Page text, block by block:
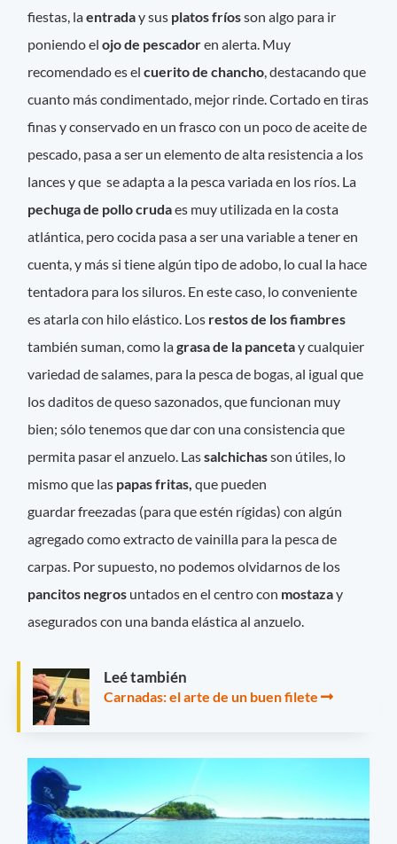
fiestas, laentraday sus platos fríosson algo para ir
poniendo elojo de pescadoren alerta. Muy
recomendado es elcuerito de chancho, destacando que
cuanto más condimentado, mejor rinde. Cortado en tiras
finas y conservado en un frasco con un poco de aceite de
pescado, pasa a ser un elemento de alta resistencia a los
lances y que se adapta a la pesca variada en los ríos. La
pechuga de pollo crudaes muy utilizada en la costa
atlántica, pero cocida pasa a ser una variable a tener en
cuenta, y más si tiene algún tipo de adobo, lo cual la hace
tentadora para los siluros. En este caso, lo conveniente
es atarla con hilo elástico. Los restos de los fiambres
también suman, como lagrasa de la pancetay cualquier
variedad de salames, para la pesca de bogas, al igual que
los daditos de queso sazonados, que funcionan muy
bien; sólo tenemos que dar con una consistencia que
permita pasar el anzuelo. Lassalchichasson útiles, lo
mismo que las papas fritas,que pueden
guardar freezadas (para que estén rígidas) con algún
agregado como extracto de vainilla para la pesca de
carpas. Por supuesto, no podemos olvidarnos de los
pancitos negros untados en el centro con mostazay
asegurados con una banda elástica al anzuelo.
Leé también
Carnadas: el arte de un buen filete